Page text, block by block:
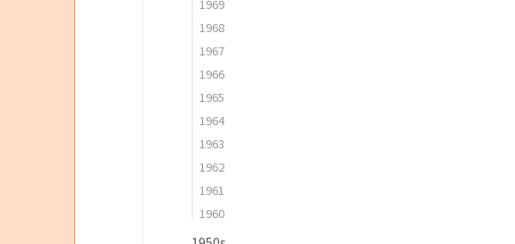
1969
1968
1967
1966
1965
1964
1963
1962
1961
1960